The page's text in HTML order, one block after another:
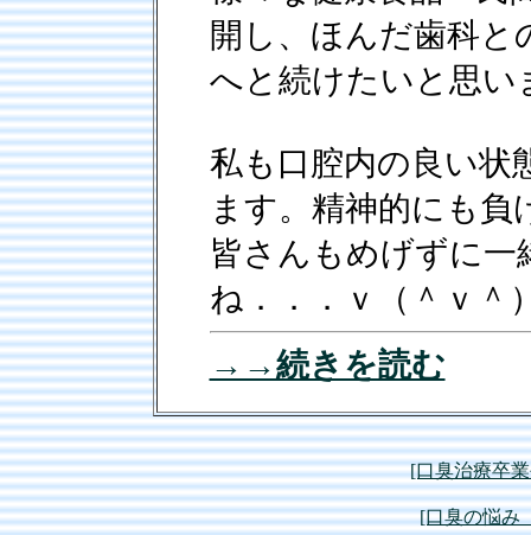
開し、ほんだ歯科と
へと続けたいと思い
私も口腔内の良い状
ます。精神的にも負
皆さんもめげずに一
ね．．．ｖ（＾ｖ＾
→→続きを読む
[口臭治療卒
[口臭の悩